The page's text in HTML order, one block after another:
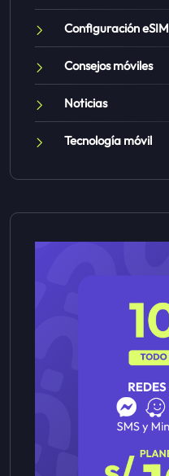
Configuración eSIM
Consejos móviles
Noticias
Tecnología móvil